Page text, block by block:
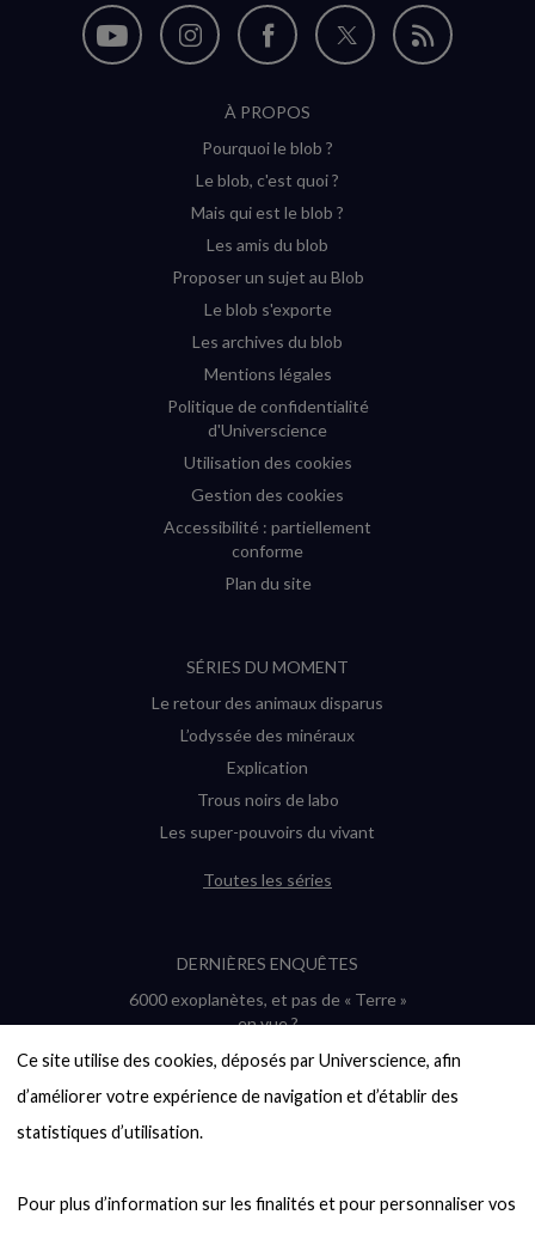
Ce site utilise des cookies, déposés par Universcience, afin
d’améliorer votre expérience de navigation et d’établir des
statistiques d’utilisation.
Pour plus d’information sur les finalités et pour personnaliser vos
Nous
Nous
Instagram
(nouvelle
Nous
sur
Facebook
(nouvelle
Nous
Flux
À PROPOS
Pourquoi le blob ?
Le blob, c'est quoi ?
Mais qui est le blob ?
Les amis du blob
Proposer un sujet au Blob
Le blob s'exporte
Les archives du blob
Mentions légales
Politique de confidentialité
d'Universcience
Utilisation des cookies
Gestion des cookies
Accessibilité : partiellement
conforme
Plan du site
SÉRIES DU MOMENT
Le retour des animaux disparus
L’odyssée des minéraux
Explication
Trous noirs de labo
Les super-pouvoirs du vivant
Toutes les séries
DERNIÈRES ENQUÊTES
6000 exoplanètes, et pas de « Terre »
en vue ?
Quel avenir pour les cryptos ?
Un loup préhistorique ressuscité ? La
désextinction en question
Entre mathématiques et politique : la
Évaluer l’intelligence humaine : un vrai